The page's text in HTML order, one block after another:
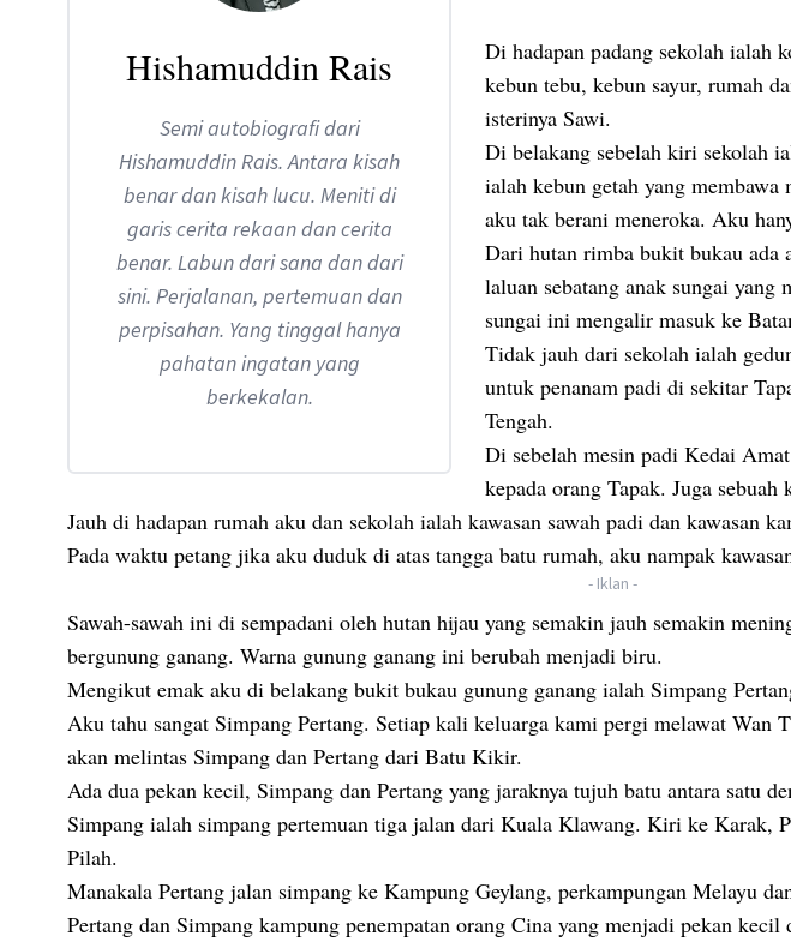
Hishamuddin Rais
Semi autobiografi dari
Hishamuddin Rais. Antara kisah
benar dan kisah lucu. Meniti di
garis cerita rekaan dan cerita
benar. Labun dari sana dan dari
sini. Perjalanan, pertemuan dan
perpisahan. Yang tinggal hanya
pahatan ingatan yang
berkekalan.
Di hadapan padang sekolah ialah
kebun tebu, kebun sayur, rumah
isterinya Sawi.
Di belakang sebelah kiri sekolah
ialah kebun getah yang
aku tak berani meneroka. Aku
Dari hutan rimba bukit bukau
laluan sebatang anak sungai
sungai ini mengalir masuk ke
Tidak jauh dari sekolah ialah
untuk penanam padi di sekitar
Tengah.
Di sebelah mesin padi Kedai
kepada orang Tapak. Juga sebuah
Jauh di hadapan rumah aku dan sekolah ialah kawasan sawah padi dan kawasan
Pada waktu petang jika aku duduk di atas tangga batu rumah, aku nampak
- Iklan -
Sawah-sawah ini di sempadani oleh hutan hijau yang semakin jauh semakin
bergunung ganang. Warna gunung ganang ini berubah menjadi biru.
Mengikut emak aku di belakang bukit bukau gunung ganang ialah Simpang
Aku tahu sangat Simpang Pertang. Setiap kali keluarga kami pergi melawat Wan
akan melintas Simpang dan Pertang dari Batu Kikir.
Ada dua pekan kecil, Simpang dan Pertang yang jaraknya tujuh batu antara satu
Simpang ialah simpang pertemuan tiga jalan dari Kuala Klawang. Kiri ke Karak,
Pilah.
Manakala Pertang jalan simpang ke Kampung Geylang, perkampungan Melayu
Pertang dan Simpang kampung penempatan orang Cina yang menjadi pekan kecil